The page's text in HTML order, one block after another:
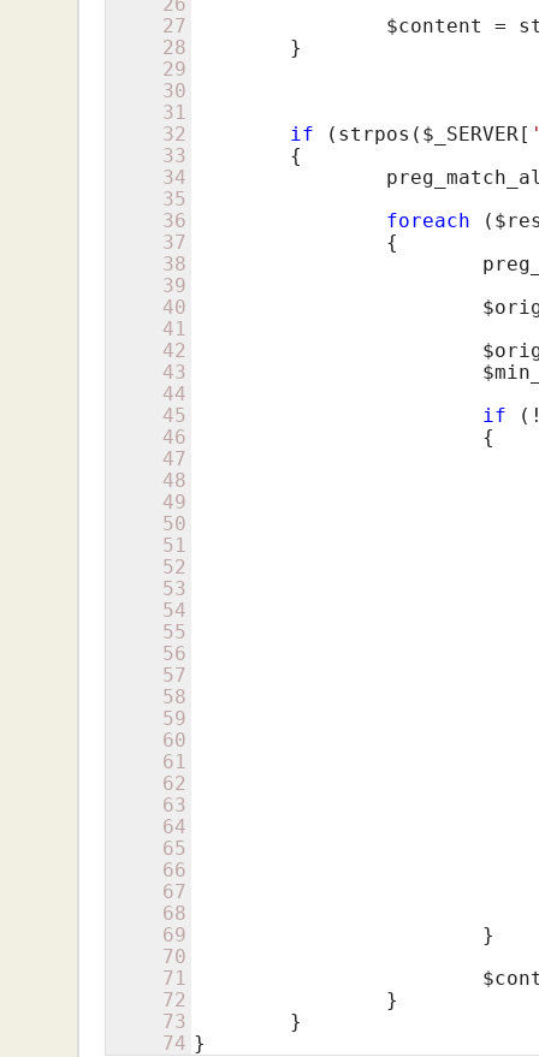
27
28
29
30
31
32
33
34
35
36
37
38
39
40
41
42
43
44
45
46
47
48
49
50
51
52
53
54
55
56
57
58
59
60
61
62
63
64
65
66
67
68
69
70
71
72
73
74
$content
=
if (strpos( $_SERVER[
foreach (
if
}